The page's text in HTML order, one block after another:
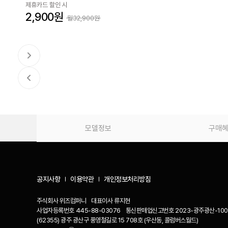
제휴카드 할인 시
2,900원 월32,900원
모델정보 구매
공지사항 이용약관 개인정보처리방침
주식회사 위즈컴퍼니 대표이사 류지현
사업자등록번호 445-88-03076 통신판매업신고번호 2023-광주광산-
(62355) 광주 광산구 풍영철길로 15 708호 (우산동, 콜럼버스월드)